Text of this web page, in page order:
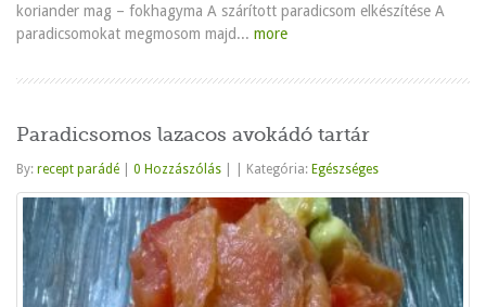
koriander mag – fokhagyma A szárított paradicsom elkészítése A
paradicsomokat megmosom majd...more
Paradicsomos lazacos avokádó tartár
By:recept parádé 0 Hozzászólás Kategória:Egészséges